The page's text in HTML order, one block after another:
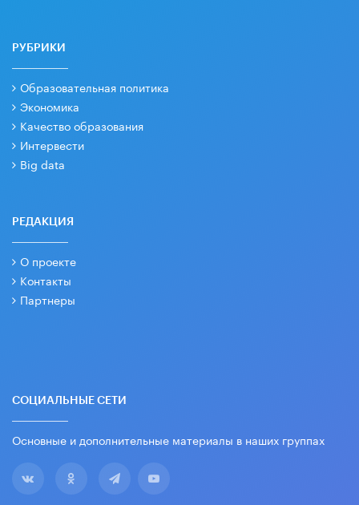
РУБРИКИ
Образовательная политика
Экономика
Качество образования
Интервести
Big data
РЕДАКЦИЯ
О проекте
Контакты
Партнеры
СОЦИАЛЬНЫЕ СЕТИ
Основные и дополнительные материалы в наших группах